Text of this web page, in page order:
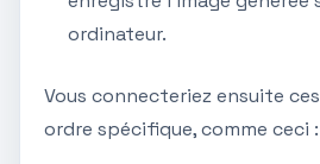
ordinateur.
Vous connecteriez ensuite
ordre spécifique, comme ceci :